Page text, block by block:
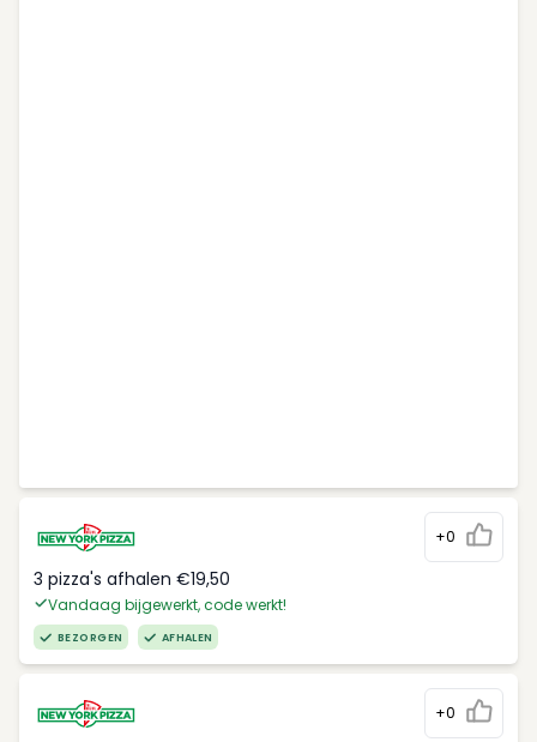
+0
3 pizza's afhalen €19,50
Vandaag bijgewerkt, code werkt!
BEZORGEN AFHALEN
+0